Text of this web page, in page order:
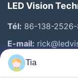
LED Vision
Tél: 86-138-
E-mail:
Liens Rapides
Tia